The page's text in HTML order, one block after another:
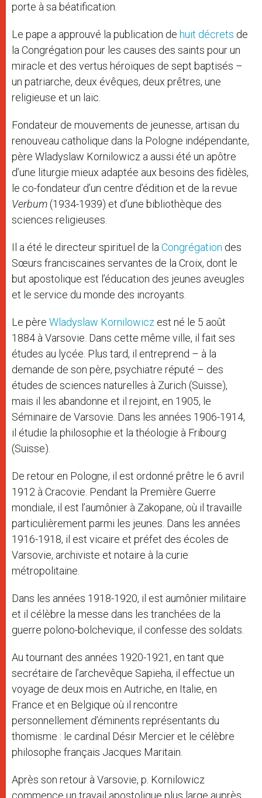
porte à sa béatification.
Le pape a approuvé la publication de huit décrets de
la Congrégation pour les causes des saints pour un
miracle et des vertus héroïques de sept baptisés –
un patriarche, deux évêques, deux prêtres, une
religieuse et un laïc.
Fondateur de mouvements de jeunesse, artisan du
renouveau catholique dans la Pologne indépendante,
père Wladyslaw Kornilowicz a aussi été un apôtre
d’une liturgie mieux adaptée aux besoins des fidèles,
le co-fondateur d’un centre d’édition et de la revue
Verbum (1934-1939) et d’une bibliothèque des
sciences religieuses.
Il a été le directeur spirituel de la Congrégation des
Sœurs franciscaines servantes de la Croix, dont le
but apostolique est l’éducation des jeunes aveugles
et le service du monde des incroyants.
Le père Wladyslaw Kornilowicz est né le 5 août
1884 à Varsovie. Dans cette même ville, il fait ses
études au lycée. Plus tard, il entreprend – à la
demande de son père, psychiatre réputé – des
études de sciences naturelles à Zurich (Suisse),
mais il les abandonne et il rejoint, en 1905, le
Séminaire de Varsovie. Dans les années 1906-1914,
il étudie la philosophie et la théologie à Fribourg
(Suisse).
De retour en Pologne, il est ordonné prêtre le 6 avril
1912 à Cracovie. Pendant la Première Guerre
mondiale, il est l’aumônier à Zakopane, où il travaille
particulièrement parmi les jeunes. Dans les années
1916-1918, il est vicaire et préfet des écoles de
Varsovie, archiviste et notaire à la curie
métropolitaine.
Dans les années 1918-1920, il est aumônier militaire
et il célèbre la messe dans les tranchées de la
guerre polono-bolchevique, il confesse des soldats.
Au tournant des années 1920-1921, en tant que
secrétaire de l’archevêque Sapieha, il effectue un
voyage de deux mois en Autriche, en Italie, en
France et en Belgique où il rencontre
personnellement d’éminents représentants du
thomisme : le cardinal Désir Mercier et le célèbre
philosophe français Jacques Maritain.
Après son retour à Varsovie, p. Kornilowicz
commence un travail apostolique plus large auprès